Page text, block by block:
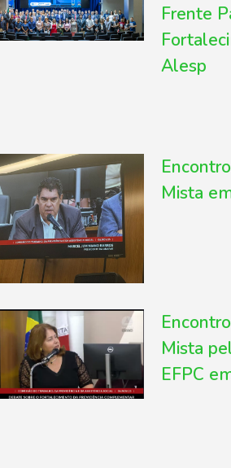
Frente
Alesp
Mista
Mista
EFPC